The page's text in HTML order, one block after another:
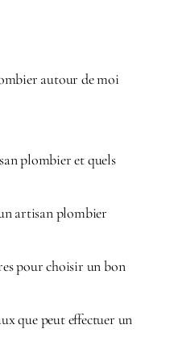
autour de moi
plombier et quels
artisan plombier
pour choisir un bon
que peut effectuer un